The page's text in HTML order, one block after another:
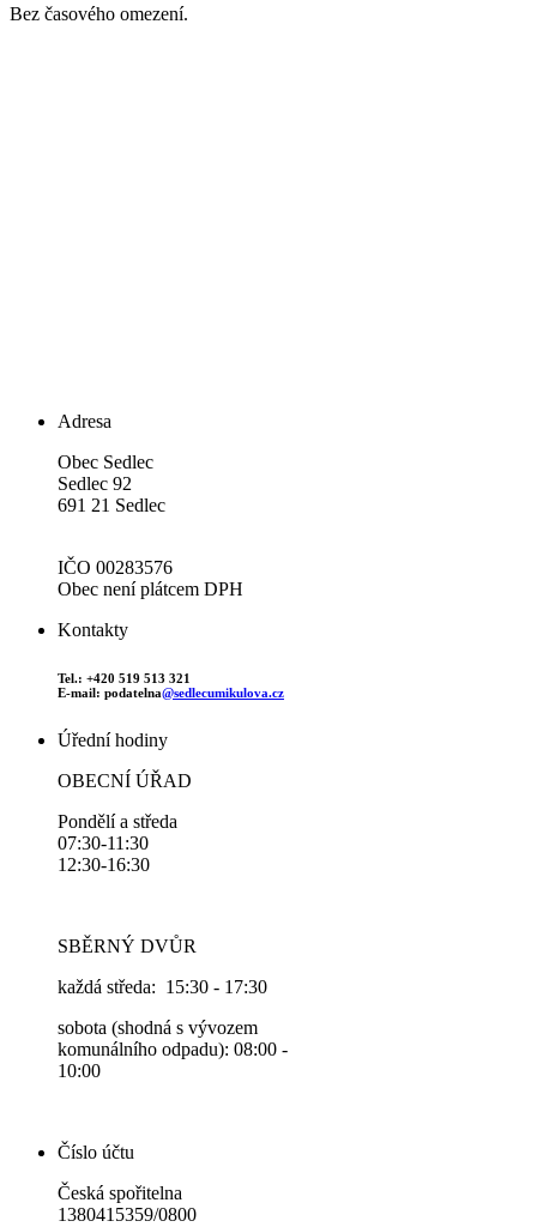
Bez časového omezení.
Adresa
Obec Sedlec
Sedlec 92
691 21 Sedlec
IČO 00283576
Obec není plátcem DPH
Kontakty
Tel.: +420 519 513 321
E-mail: podatelna@sedlecumikulova.cz
Úřední hodiny
OBECNÍ ÚŘAD
Pondělí a středa
07:30-11:30
12:30-16:30
SBĚRNÝ DVŮR
každá středa: 15:30 - 17:30
sobota (shodná s vývozem
komunálního odpadu): 08:00 -
10:00
Číslo účtu
Česká spořitelna
1380415359/0800